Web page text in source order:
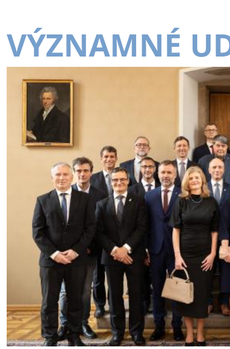
VÝZNAMNÉ